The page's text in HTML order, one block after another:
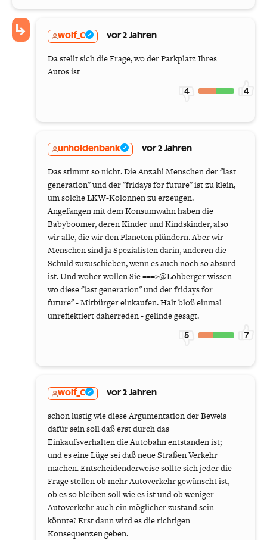
wolf_C vor 2 Jahren
Da stellt sich die Frage, wo der Parkplatz Ihres
Autos ist
4 4
unholdenbank vor 2 Jahren
Das stimmt so nicht. Die Anzahl Menschen der "last
generation" und der "fridays for future" ist zu klein,
um solche LKW-Kolonnen zu erzeugen.
Angefangen mit dem Konsumwahn haben die
Babyboomer, deren Kinder und Kindskinder, also
wir alle, die wir den Planeten plündern. Aber wir
Menschen sind ja Spezialisten darin, anderen die
Schuld zuzuschieben, wenn es auch noch so absurd
ist. Und woher wollen Sie ===>@Lohberger wissen
wo diese "last generation" und der fridays for
future" - Mitbürger einkaufen. Halt bloß einmal
unreflektiert daherreden - gelinde gesagt.
5 7
wolf_C vor 2 Jahren
schon lustig wie diese Argumentation der Beweis
dafür sein soll daß erst durch das
Einkaufsverhalten die Autobahn entstanden ist;
und es eine Lüge sei daß neue Straßen Verkehr
machen. Entscheidenderweise sollte sich jeder die
Frage stellen ob mehr Autoverkehr gewünscht ist,
ob es so bleiben soll wie es ist und ob weniger
Autoverkehr auch ein möglicher zustand sein
könnte? Erst dann wird es die richtigen
Konsequenzen geben.